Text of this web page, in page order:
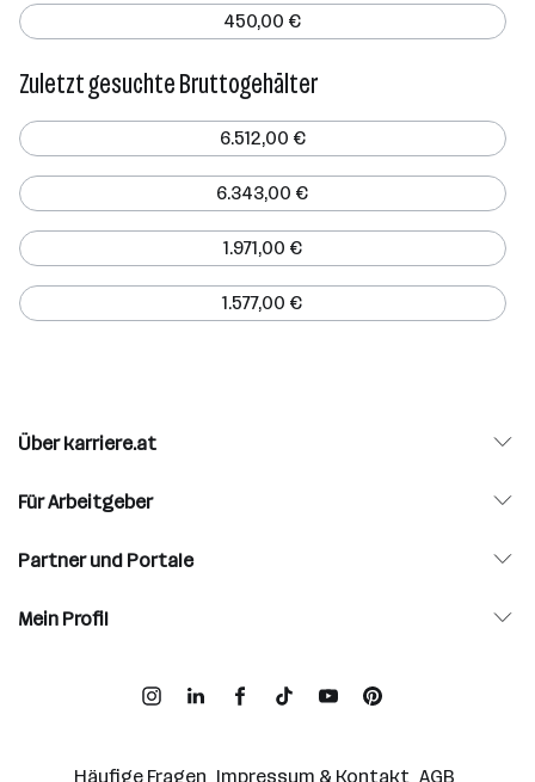
450,00 €
Zuletzt gesuchte Bruttogehälter
6.512,00 €
6.343,00 €
1.971,00 €
1.577,00 €
Über karriere.at
Für Arbeitgeber
Partner und Portale
Mein Profil
Häufige Fragen Impressum & Kontakt AGB